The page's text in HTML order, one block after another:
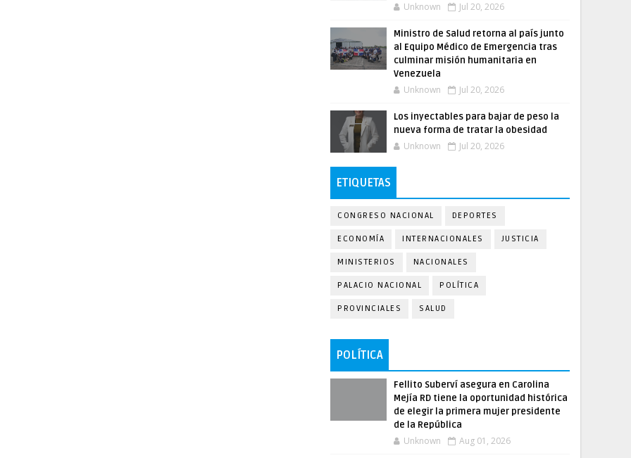
Unknown Jul 20, 2026
Ministro de Salud retorna al país junto
al Equipo Médico de Emergencia tras
culminar misión humanitaria en
Venezuela
Unknown Jul 20, 2026
Los inyectables para bajar de peso la
nueva forma de tratar la obesidad
Unknown Jul 20, 2026
ETIQUETAS
CONGRESO NACIONAL DEPORTES
ECONOMÍA INTERNACIONALES JUSTICIA
MINISTERIOS NACIONALES
PALACIO NACIONAL POLÍTICA
PROVINCIALES SALUD
POLÍTICA
Fellito Suberví asegura en Carolina
Mejía RD tiene la oportunidad histórica
de elegir la primera mujer presidente
de la República
Unknown Aug 01, 2026